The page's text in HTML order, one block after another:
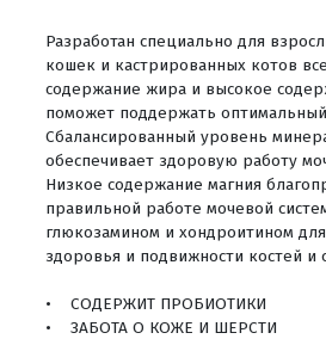
Разработан специально для
кошек и кастрированных котов
содержание жира и высокое
поможет поддержать
Сбалансированный уровень
обеспечивает здоровую работу
Низкое содержание магния
правильной работе мочевой
глюкозамином и хондроитином
здоровья и подвижности костей и
• СОДЕРЖИТ ПРОБИОТИКИ
• ЗАБОТА О КОЖЕ И ШЕРСТИ